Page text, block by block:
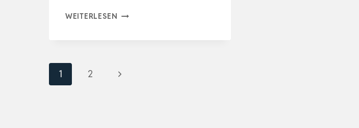
WEITERLESEN HUNDESPIELZEUG
FÜR
Seitennavigation
1 2
Nächste